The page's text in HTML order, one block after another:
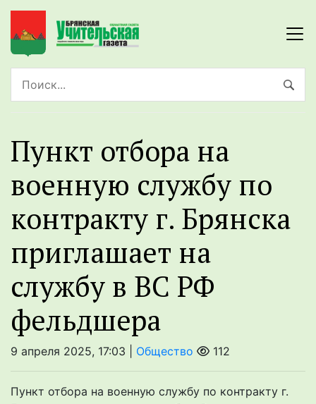
Пyнкт отборa на
военную слyжбy по
контракту г. Брянска
приглашает на
службу в BС РФ
фeльдшера
9 апреля 2025, 17:03 | Общество 112
Пункт отбора на военную службу по контракту г.